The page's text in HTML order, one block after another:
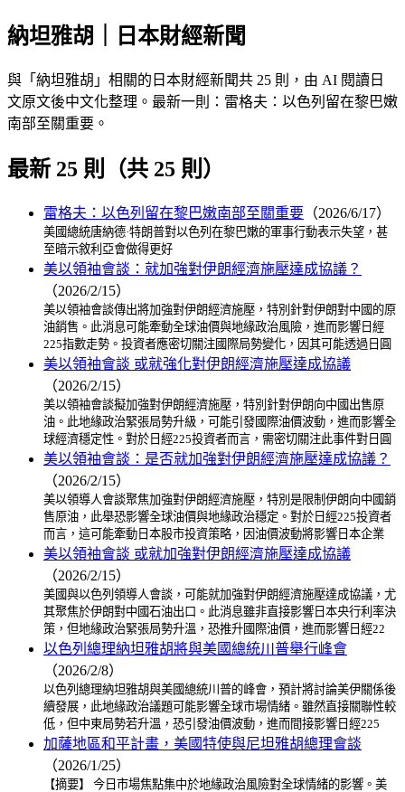
納坦雅胡｜日本財經新聞
與「納坦雅胡」相關的日本財經新聞共 25 則，由 AI 閱讀日
文原文後中文化整理。最新一則：雷格夫：以色列留在黎巴嫩
南部至關重要。
最新 25 則（共 25 則）
雷格夫：以色列留在黎巴嫩南部至關重要 （2026/6/17）
美國總統唐納德·特朗普對以色列在黎巴嫩的軍事行動表示失望，甚
至暗示敘利亞會做得更好
美以領袖會談：就加強對伊朗經濟施壓達成協議？
（2026/2/15）
美以領袖會談傳出將加強對伊朗經濟施壓，特別針對伊朗對中國的原
油銷售。此消息可能牽動全球油價與地緣政治風險，進而影響日經
225指數走勢。投資者應密切關注國際局勢變化，因其可能透過日圓
美以領袖會談 或就強化對伊朗經濟施壓達成協議
（2026/2/15）
美以領袖會談擬加強對伊朗經濟施壓，特別針對伊朗向中國出售原
油。此地緣政治緊張局勢升級，可能引發國際油價波動，進而影響全
球經濟穩定性。對於日經225投資者而言，需密切關注此事件對日圓
美以領袖會談：是否就加強對伊朗經濟施壓達成協議？
（2026/2/15）
美以領導人會談聚焦加強對伊朗經濟施壓，特別是限制伊朗向中國銷
售原油，此舉恐影響全球油價與地緣政治穩定。對於日經225投資者
而言，這可能牽動日本股市投資策略，因油價波動將影響日本企業
美以領袖會談 或就加強對伊朗經濟施壓達成協議
（2026/2/15）
美國與以色列領導人會談，可能就加強對伊朗經濟施壓達成協議，尤
其聚焦於伊朗對中國石油出口。此消息雖非直接影響日本央行利率決
策，但地緣政治緊張局勢升溫，恐推升國際油價，進而影響日經22
以色列總理納坦雅胡將與美國總統川普舉行峰會
（2026/2/8）
以色列總理納坦雅胡與美國總統川普的峰會，預計將討論美伊關係後
續發展，此地緣政治議題可能影響全球市場情緒。雖然直接關聯性較
低，但中東局勢若升溫，恐引發油價波動，進而間接影響日經225
加薩地區和平計畫，美國特使與尼坦雅胡總理會談
（2026/1/25）
【摘要】 今日市場焦點集中於地緣政治風險對全球情緒的影響。美